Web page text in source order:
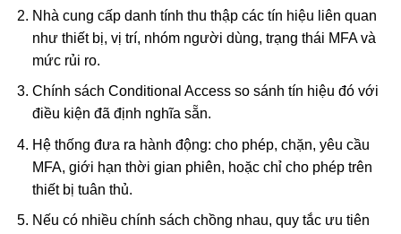
Nhà cung cấp danh tính thu thập các tín hiệu liên quan
như thiết bị, vị trí, nhóm người dùng, trạng thái MFA và
mức rủi ro.
Chính sách Conditional Access so sánh tín hiệu đó với
điều kiện đã định nghĩa sẵn.
Hệ thống đưa ra hành động: cho phép, chặn, yêu cầu
MFA, giới hạn thời gian phiên, hoặc chỉ cho phép trên
thiết bị tuân thủ.
Nếu có nhiều chính sách chồng nhau, quy tắc ưu tiên